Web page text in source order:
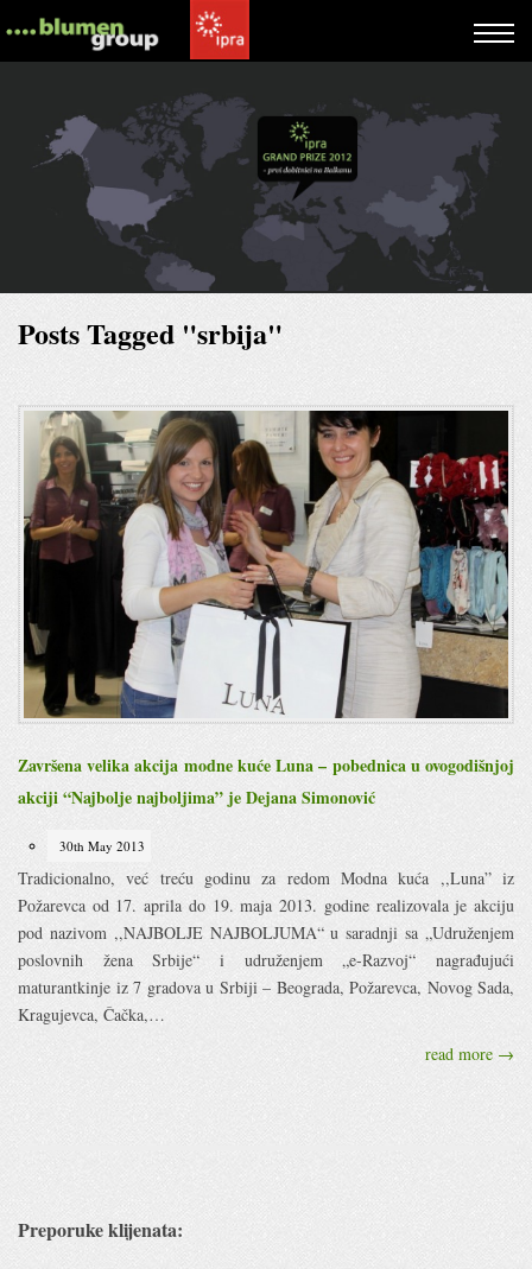
Posts Tagged "srbija"
Završena velika akcija modne kuće Luna – pobednica u ovogodišnjoj
akciji “Najbolje najboljima” je Dejana Simonović
30th May 2013
Tradicionalno, već treću godinu za redom Modna kuća ,,Luna” iz
Požarevca od 17. aprila do 19. maja 2013. godine realizovala je akciju
pod nazivom ,,NAJBOLJE NAJBOLJUMA“ u saradnji sa „Udruženjem
poslovnih žena Srbije“ i udruženjem „e-Razvoj“ nagrađujući
maturantkinje iz 7 gradova u Srbiji – Beograda, Požarevca, Novog Sada,
Kragujevca, Čačka,…
read more →
Preporuke klijenata: